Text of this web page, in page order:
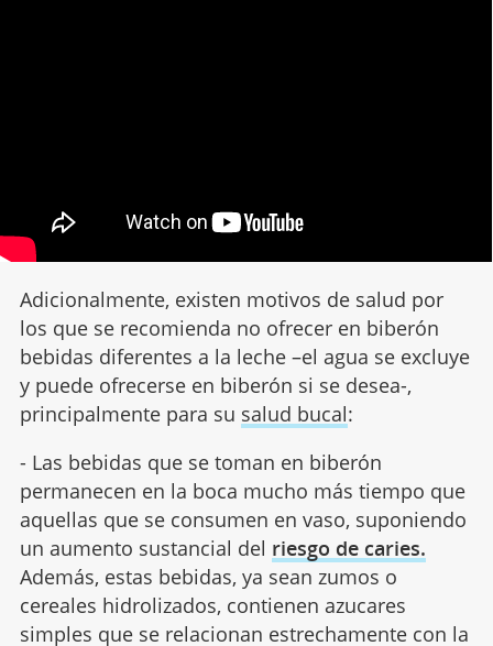
Adicionalmente, existen motivos de salud por
los que se recomienda no ofrecer en biberón
bebidas diferentes a la leche –el agua se excluye
y puede ofrecerse en biberón si se desea-,
principalmente para su salud bucal:
- Las bebidas que se toman en biberón
permanecen en la boca mucho más tiempo que
aquellas que se consumen en vaso, suponiendo
un aumento sustancial del riesgo de caries.
Además, estas bebidas, ya sean zumos o
cereales hidrolizados, contienen azucares
simples que se relacionan estrechamente con la